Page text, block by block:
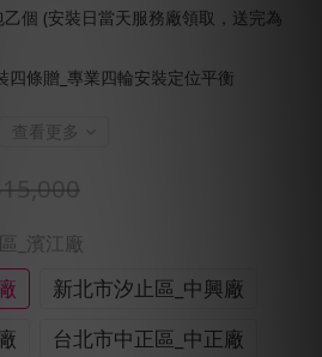
乙個 (安裝日當天服務廠領取，送完為
四條贈_專業四輪安裝定位平衡
查看更多
_濱江廠
新北市汐止區_中興廠
台北市中正區_中正廠